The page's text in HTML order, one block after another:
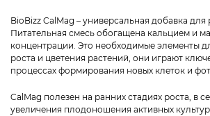
BioBizz CalMag – универсальная добавка для
Питательная смесь обогащена кальцием и
концентрации. Это необходимые элементы
роста и цветения растений, они играют
процессах формирования новых клеток и
CalMag полезен на ранних стадиях роста, в
увеличения плодоношения активных